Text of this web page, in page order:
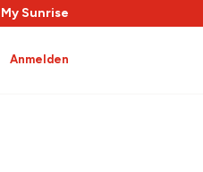
My Sunrise
Anmelden